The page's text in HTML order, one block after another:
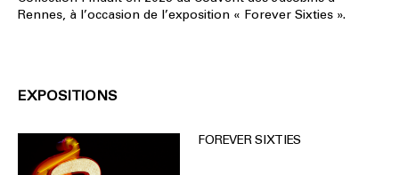
Rennes, à l’occasion de l’exposition « Forever Sixties ».
EXPOSITIONS
FOREVER SIXTIES